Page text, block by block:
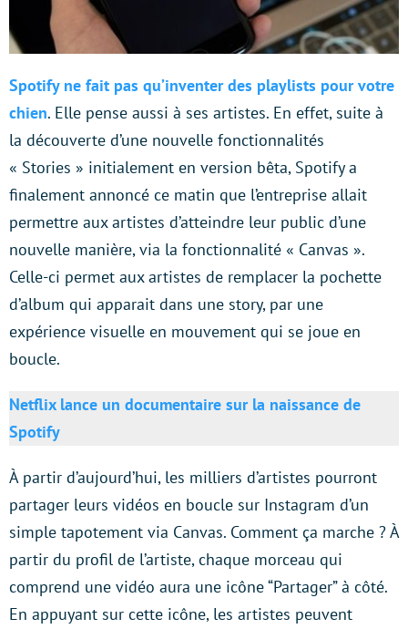
Spotify ne fait pas qu’inventer des playlists pour votre
chien. Elle pense aussi à ses artistes. En effet, suite à
la découverte d’une nouvelle fonctionnalités
« Stories » initialement en version bêta, Spotify a
finalement annoncé ce matin que l’entreprise allait
permettre aux artistes d’atteindre leur public d’une
nouvelle manière, via la fonctionnalité « Canvas ».
Celle-ci permet aux artistes de remplacer la pochette
d’album qui apparait dans une story, par une
expérience visuelle en mouvement qui se joue en
boucle.
Netflix lance un documentaire sur la naissance de
Spotify
À partir d’aujourd’hui, les milliers d’artistes pourront
partager leurs vidéos en boucle sur Instagram d’un
simple tapotement via Canvas. Comment ça marche ? À
partir du profil de l’artiste, chaque morceau qui
comprend une vidéo aura une icône “Partager” à côté.
En appuyant sur cette icône, les artistes peuvent